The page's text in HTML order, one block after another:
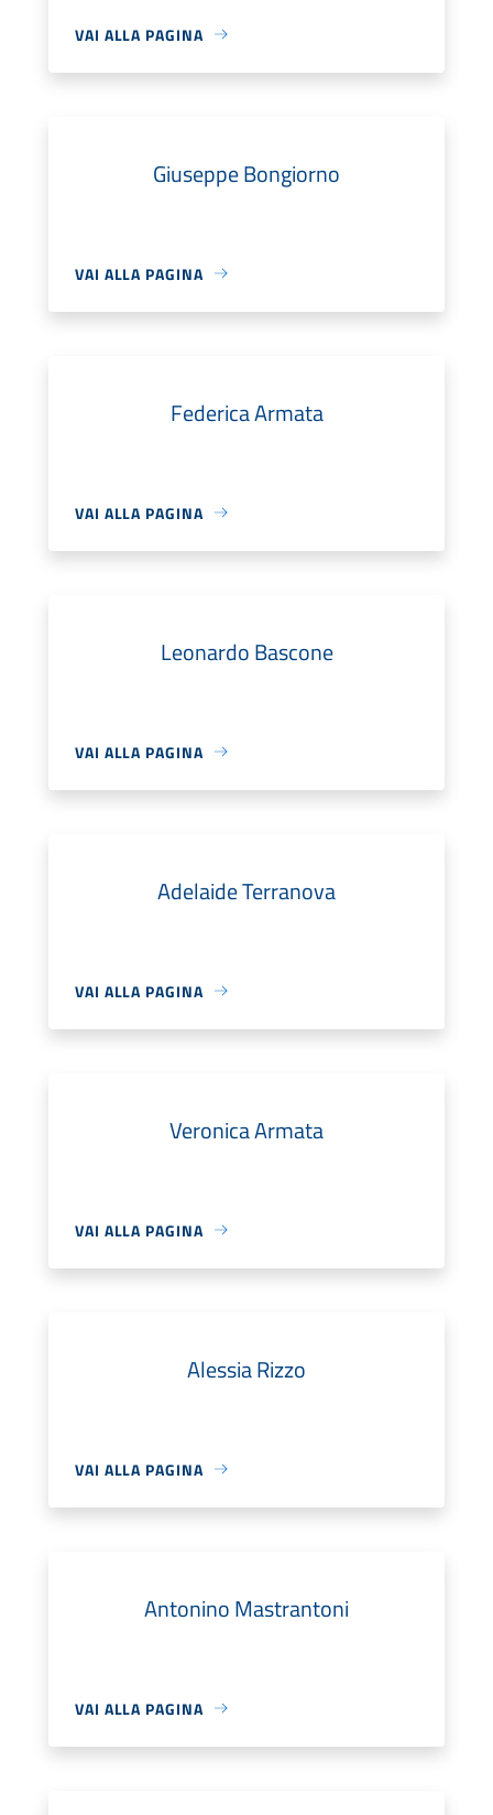
VAI ALLA PAGINA
Giuseppe Bongiorno
VAI ALLA PAGINA
Federica Armata
VAI ALLA PAGINA
Leonardo Bascone
VAI ALLA PAGINA
Adelaide Terranova
VAI ALLA PAGINA
Veronica Armata
VAI ALLA PAGINA
Alessia Rizzo
VAI ALLA PAGINA
Antonino Mastrantoni
VAI ALLA PAGINA